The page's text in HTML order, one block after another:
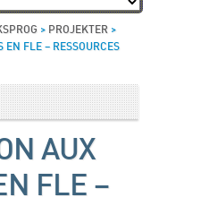
> PROJEKTER >
EN FLE – RESSOURCES
AUX
FLE –